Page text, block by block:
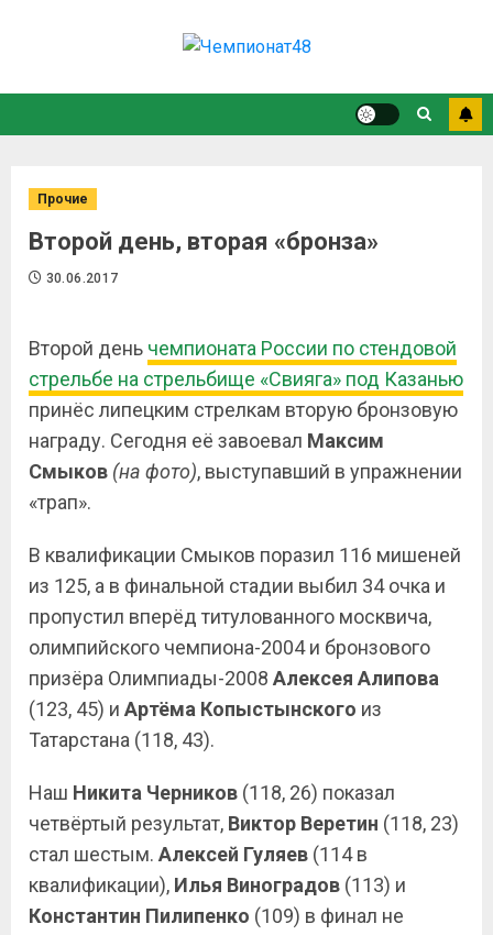
Прочие
Второй день, вторая «бронза»
30.06.2017
Второй день чемпионата России по стендовой
стрельбе на стрельбище «Свияга» под Казанью
принёс липецким стрелкам вторую бронзовую
награду. Сегодня её завоевал Максим
Смыков (на фото), выступавший в упражнении
«трап».
В квалификации Смыков поразил 116 мишеней
из 125, а в финальной стадии выбил 34 очка и
пропустил вперёд титулованного москвича,
олимпийского чемпиона-2004 и бронзового
призёра Олимпиады-2008 Алексея Алипова
(123, 45) и Артёма Копыстынского из
Татарстана (118, 43).
Наш Никита Черников (118, 26) показал
четвёртый результат, Виктор Веретин (118, 23)
стал шестым. Алексей Гуляев (114 в
квалификации), Илья Виноградов (113) и
Константин Пилипенко (109) в финал не